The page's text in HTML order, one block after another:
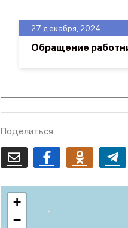
27 декабря, 2024
Обращение
Поделиться
Email FacebookOdnoklassniki
+
−